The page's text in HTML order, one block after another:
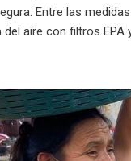
Entre las
aire con filtros EPA